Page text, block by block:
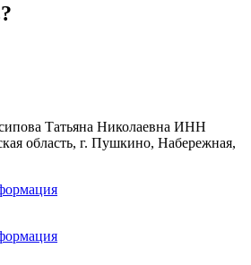
Татьяна Николаевна ИНН
область, г. Пушкино, Набережная,